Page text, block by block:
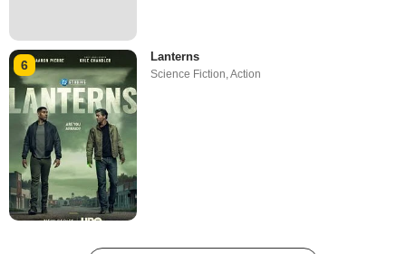
6
Lanterns
Science Fiction,Action